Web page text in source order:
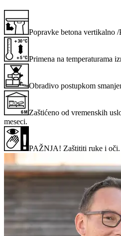
Popravke betona vertikalno
Primena na temperaturama
Obradivo postupkom
Zaštićeno od vremenskih
meseci.
PAŽNJA! Zaštititi ruke i oči.